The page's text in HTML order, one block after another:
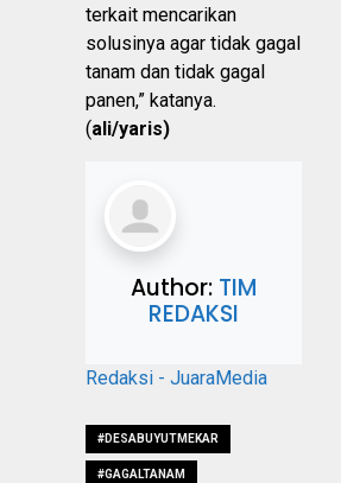
terkait mencarikan
solusinya agar tidak gagal
tanam dan tidak gagal
panen,” katanya.
(ali/yaris)
Author: TIM
REDAKSI
Redaksi - JuaraMedia
#DESABUYUTMEKAR
#GAGALTANAM